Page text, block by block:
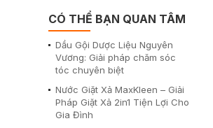
CÓ THỂ BẠN QUAN TÂM
Dầu Gội Dược Liệu Nguyên
Vương: Giải pháp chăm sóc
tóc chuyên biệt
Nước Giặt Xả MaxKleen – Giải
Pháp Giặt Xả 2in1 Tiện Lợi Cho
Gia Đình